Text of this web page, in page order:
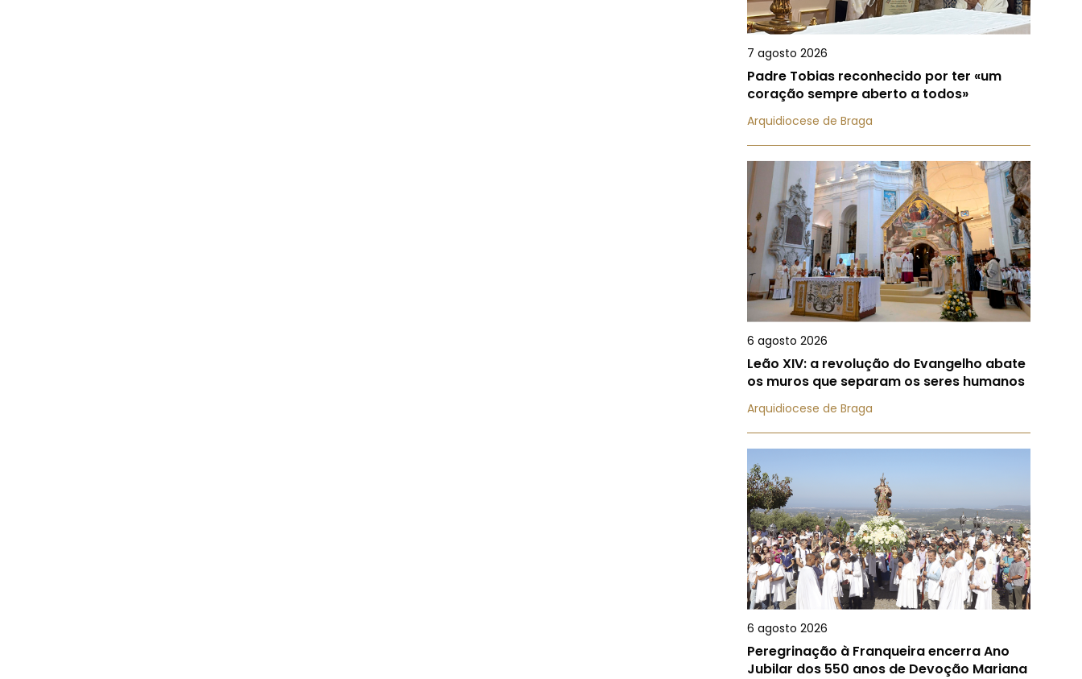
7 agosto 2026
Padre Tobias reconhecido por ter «um
coração sempre aberto a todos»
Arquidiocese de Braga
6 agosto 2026
Leão XIV: a revolução do Evangelho abate
os muros que separam os seres humanos
Arquidiocese de Braga
6 agosto 2026
Peregrinação à Franqueira encerra Ano
Jubilar dos 550 anos de Devoção Mariana